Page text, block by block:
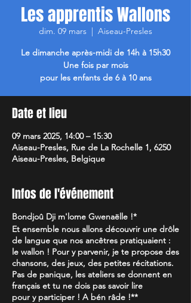
Les apprentis Wallons
dim. 09 mars
  |
Aiseau-Presles
Le dimanche après-midi de 14h à 15h30
Une fois par mois
pour les enfants de 6 à 10 ans
Date et lieu
09 mars 2025, 14:00 – 15:30
Aiseau-Presles, Rue de La Rochelle 1, 6250
Aiseau-Presles, Belgique
Infos de l'événement
Bondjoû Dji m'lome Gwenaëlle !*
Et ensemble nous allons découvrir une drôle
de langue que nos ancêtres pratiquaient :
le wallon ! Pour y parvenir, je te propose des
chansons, des jeux, des petites récitations.
Pas de panique, les ateliers se donnent en
français et tu ne dois pas savoir lire
pour y participer ! A bén râde !**